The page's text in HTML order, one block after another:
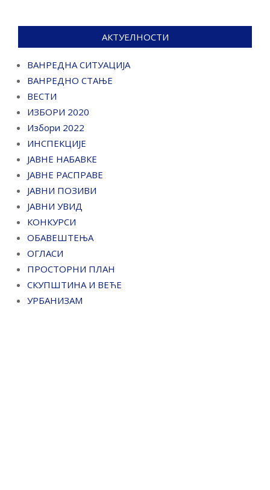
АКТУЕЛНОСТИ
ВАНРЕДНА СИТУАЦИЈА
ВАНРЕДНО СТАЊЕ
ВЕСТИ
ИЗБОРИ 2020
Избори 2022
ИНСПЕКЦИЈЕ
ЈАВНЕ НАБАВКЕ
ЈАВНЕ РАСПРАВЕ
ЈАВНИ ПОЗИВИ
ЈАВНИ УВИД
КОНКУРСИ
ОБАВЕШТЕЊА
ОГЛАСИ
ПРОСТОРНИ ПЛАН
СКУПШТИНА И ВЕЋЕ
УРБАНИЗАМ